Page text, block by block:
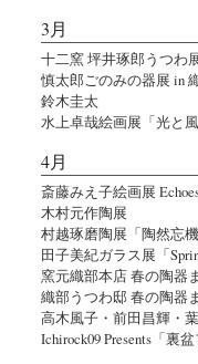
3月
十二窯 坪井琢郎うつわ
慎太郎ごのみの器展 in
鈴木圭太
水上卓哉絵画展「光と風
4月
斎藤みえ子絵画展
木村元作陶展
村越琢磨陶展「陶然忘機
田子美紀ガラス展「
窯元織部本店 春の陶器
織部うつわ邸 春の陶器
高木風子・前田昌輝・
Ichirock09 Presents「裏盆